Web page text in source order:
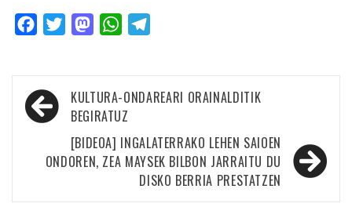
FacebookTwitterMastodonWhatsApp
Bidalketetan
zehar
nabigatu
KULTURA-ONDAREARI ORAINALDITIK
BEGIRATUZ
[BIDEOA] INGALATERRAKO LEHEN SAIOEN
ONDOREN, ZEA MAYSEK BILBON JARRAITU DU
DISKO BERRIA PRESTATZEN